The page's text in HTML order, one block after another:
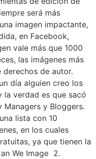
será más
imagen impactante,
en Facebook,
vale más que 1000
las imágenes más
de autor.
día alguien creo los
la verdad es que sacó
y Bloggers.
lista con 10
en los cuales
ya que tienen la
We Image 2.